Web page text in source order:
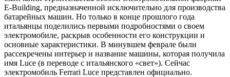
E-Building, предназначенной исключительно для производства
батарейных машин. Но только в конце прошлого года
итальянцы поделились первыми подробностями о своем
электромобиле, раскрыв особенности его конструкции и
основные характеристики. В минувшем феврале были
рассекречены интерьер и название машины, которая получила
имя Luce (в переводе с итальянского «свет»). Сейчас
электромобиль Ferrari Luce представлен официально.